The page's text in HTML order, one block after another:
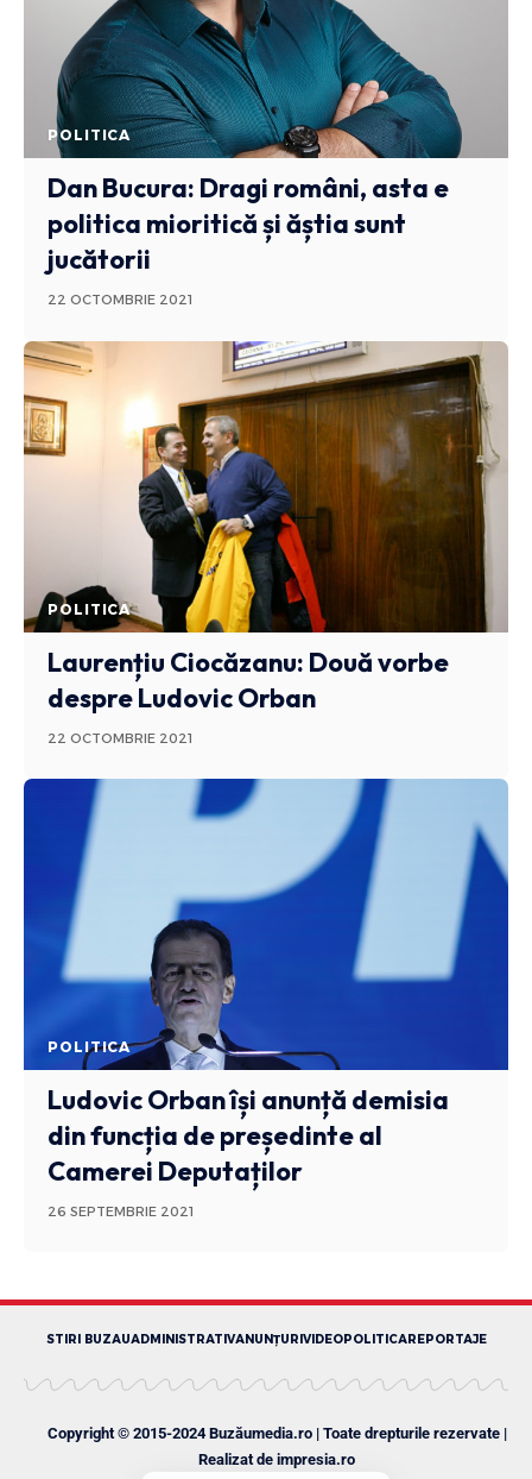
POLITICA
Dan Bucura: Dragi români, asta e
politica mioritică și ăștia sunt
jucătorii
22 OCTOMBRIE 2021
POLITICA
Laurențiu Ciocăzanu: Două vorbe
despre Ludovic Orban
22 OCTOMBRIE 2021
POLITICA
Ludovic Orban își anunță demisia
din funcția de președinte al
Camerei Deputaților
26 SEPTEMBRIE 2021
STIRI BUZAUADMINISTRATIVANUNȚURI VIDEOPOLITICAREPORTAJE
Copyright © 2015-2024 Buzăumedia.ro | Toate drepturile rezervate |
Realizat de impresia.ro